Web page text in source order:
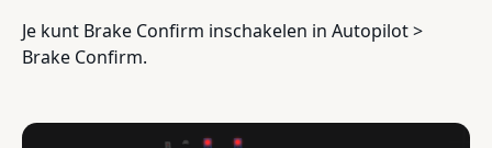
Je kunt Brake Confirm inschakelen in Autopilot >
Brake Confirm.